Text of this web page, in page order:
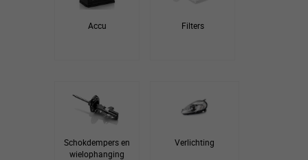
Accu Filters
Schokdempers en
wielophanging
Verlichting